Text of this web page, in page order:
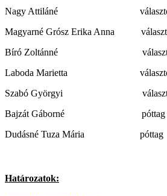
Nagy Attiláné választott
Magyarné Grósz Erika Anna
Bíró Zoltánné
Laboda Marietta
Szabó Györgyi
Bajzát Gáborné póttag
Dudásné Tuza Mária póttag
Határozatok: